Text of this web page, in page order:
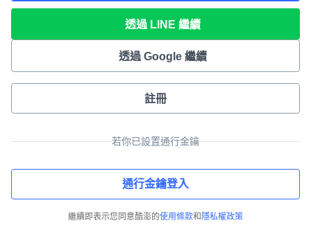
透過 LINE 繼續
透過 Google 繼續
註冊
若你已設置通行金鑰
通行金鑰登入
繼續即表示您同意酷澎的使用條款和 隱私權政策